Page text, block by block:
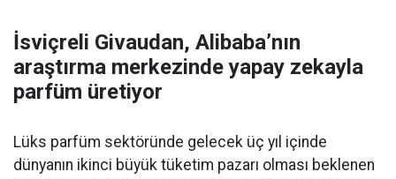
İsviçreli Givaudan, Alibaba’nın
araştırma merkezinde yapay zekayla
parfüm üretiyor
Lüks parfüm sektöründe gelecek üç yıl içinde
dünyanın ikinci büyük tüketim pazarı olması beklenen